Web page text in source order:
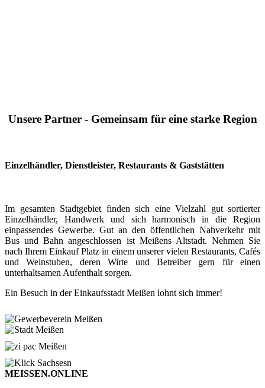
Unsere Partner - Gemeinsam für eine starke Region
Einzelhändler, Dienstleister, Restaurants & Gaststätten
Im gesamten Stadtgebiet finden sich eine Vielzahl gut sortierter
Einzelhändler, Handwerk und sich harmonisch in die Region
einpassendes Gewerbe. Gut an den öffentlichen Nahverkehr mit
Bus und Bahn angeschlossen ist Meißens Altstadt. Nehmen Sie
nach Ihrem Einkauf Platz in einem unserer vielen Restaurants, Cafés
und Weinstuben, deren Wirte und Betreiber gern für einen
unterhaltsamen Aufenthalt sorgen.
Ein Besuch in der Einkaufsstadt Meißen lohnt sich immer!
MEISSEN.ONLINE